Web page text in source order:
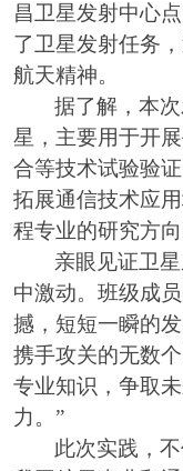
昌卫星发射中心
了卫星发射任务
航天精神。
据了解，本
星 ， 主要用于开
合等技术试验验证
拓展通信技术应
程专业的研究方向
亲眼见证卫
中激动。班级成员
撼，短短一瞬的
携手攻关的无数
专业知识，争取
力。”
此次实践，